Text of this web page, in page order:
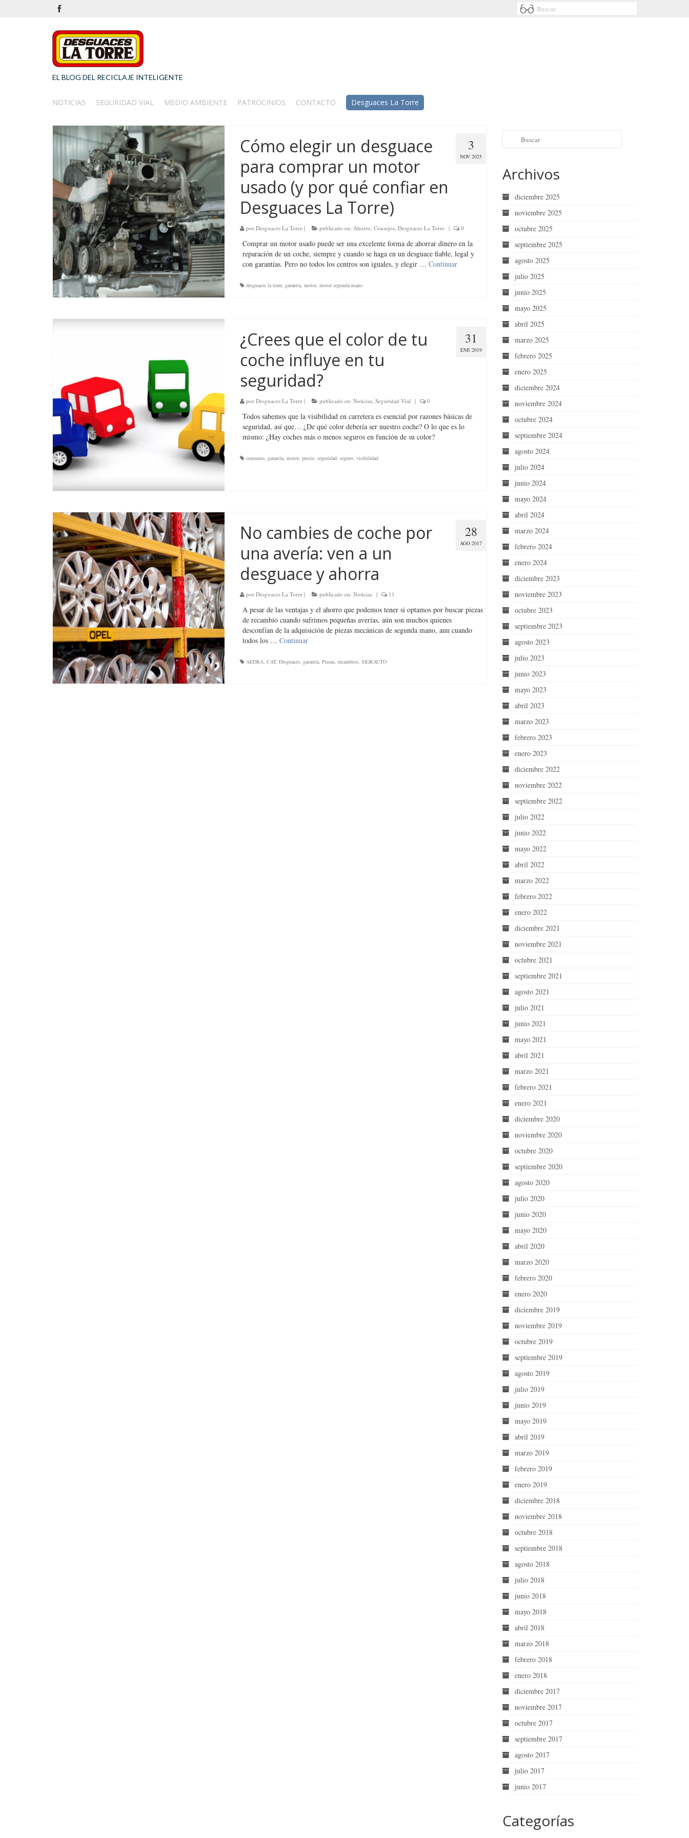
EL BLOG DEL RECICLAJE INTELIGENTE
NOTICIAS SEGURIDAD VIAL MEDIO AMBIENTE PATROCINIOS CONTACTO Desguaces La Torre
3
NOV 2025
Cómo elegir un desguace
para comprar un motor
usado (y por qué confiar en
Desguaces La Torre)
por Desguaces La Torre| publicado en: Ahorro, Consejos, Desguaces La Torre | 0
Comprar un motor usado puede ser una excelente forma de ahorrar dinero en la
reparación de un coche, siempre y cuando se haga en un desguace fiable, legal y
con garantías. Pero no todos los centros son iguales, y elegir … Continuar
desguaces la torre, garantía, motor, motor segunda mano
31
ENE 2019
¿Crees que el color de tu
coche influye en tu
seguridad?
por Desguaces La Torre| publicado en: Noticias, Seguridad Vial | 0
Todos sabemos que la visibilidad en carretera es esencial por razones básicas de
seguridad, así que… ¿De qué color debería ser nuestro coche? O lo que es lo
mismo: ¿Hay coches más o menos seguros en función de su color?
consumo, garantía, motor, precio, seguridad, seguro, visibilidad
28
AGO 2017
No cambies de coche por
una avería: ven a un
desguace y ahorra
por Desguaces La Torre| publicado en: Noticias | 11
A pesar de las ventajas y el ahorro que podemos tener si optamos por buscar piezas
de recambio cuando sufrimos pequeñas averías, aún son muchos quienes
desconfían de la adquisición de piezas mecánicas de segunda mano, aun cuando
todos los … Continuar
AEDRA CAT, Desguaces, garantía, Piezas, recambios, SIGRAUTO
Archivos
diciembre 2025
noviembre 2025
octubre 2025
septiembre 2025
agosto 2025
julio 2025
junio 2025
mayo 2025
abril 2025
marzo 2025
febrero 2025
enero 2025
diciembre 2024
noviembre 2024
octubre 2024
septiembre 2024
agosto 2024
julio 2024
junio 2024
mayo 2024
abril 2024
marzo 2024
febrero 2024
enero 2024
diciembre 2023
noviembre 2023
octubre 2023
septiembre 2023
agosto 2023
julio 2023
junio 2023
mayo 2023
abril 2023
marzo 2023
febrero 2023
enero 2023
diciembre 2022
noviembre 2022
septiembre 2022
julio 2022
junio 2022
mayo 2022
abril 2022
marzo 2022
febrero 2022
enero 2022
diciembre 2021
noviembre 2021
octubre 2021
septiembre 2021
agosto 2021
julio 2021
junio 2021
mayo 2021
abril 2021
marzo 2021
febrero 2021
enero 2021
diciembre 2020
noviembre 2020
octubre 2020
septiembre 2020
agosto 2020
julio 2020
junio 2020
mayo 2020
abril 2020
marzo 2020
febrero 2020
enero 2020
diciembre 2019
noviembre 2019
octubre 2019
septiembre 2019
agosto 2019
julio 2019
junio 2019
mayo 2019
abril 2019
marzo 2019
febrero 2019
enero 2019
diciembre 2018
noviembre 2018
octubre 2018
septiembre 2018
agosto 2018
julio 2018
junio 2018
mayo 2018
abril 2018
marzo 2018
febrero 2018
enero 2018
diciembre 2017
noviembre 2017
octubre 2017
septiembre 2017
agosto 2017
julio 2017
junio 2017
Categorías